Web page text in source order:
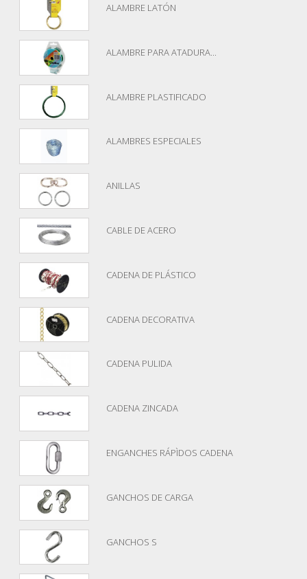
ALAMBRE LATÓN
ALAMBRE PARA ATADURA...
ALAMBRE PLASTIFICADO
ALAMBRES ESPECIALES
ANILLAS
CABLE DE ACERO
CADENA DE PLÁSTICO
CADENA DECORATIVA
CADENA PULIDA
CADENA ZINCADA
ENGANCHES RÁPÌDOS CADENA
GANCHOS DE CARGA
GANCHOS S